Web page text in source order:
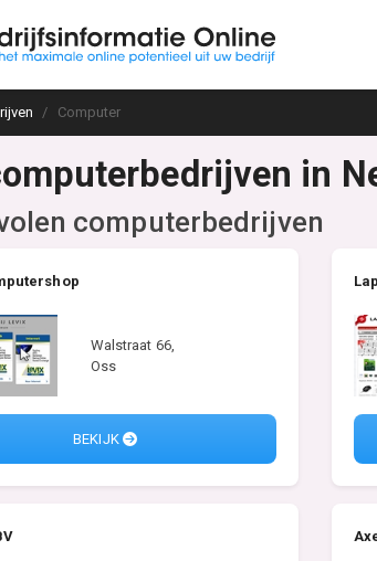
Computer
in
computerbedrijven
Walstraat 66,
Oss
BEKIJK